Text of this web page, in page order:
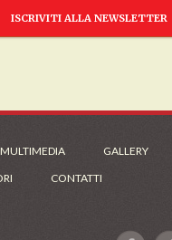
ISCRIVITI ALLA NEWSLETTER
GALLERY
CONTATTI